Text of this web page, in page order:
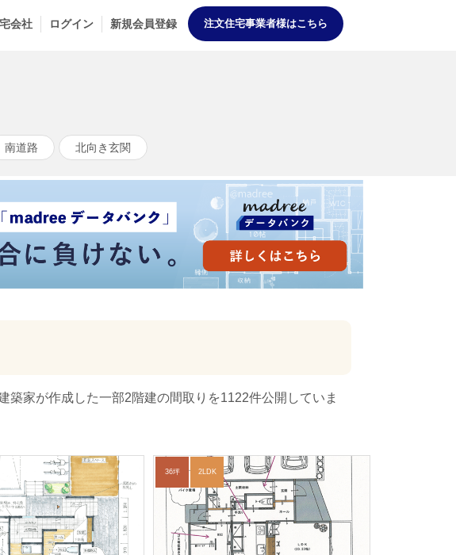
会社 ログイン 新規会員登録 注文住宅事業者様はこちら
南道路 北向き玄関
築家が作成した一部2階建の間取りを1122件公開していま
36坪 2LDK